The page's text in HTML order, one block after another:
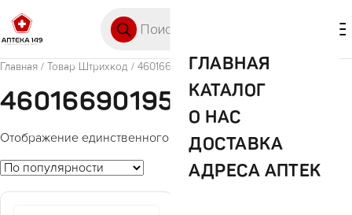
ГЛАВНАЯ
КАТАЛОГ
О НАС
ДОСТАВКА
АДРЕСА АПТЕК
Главная / Товар Штрихкод / 4601669019523
4601669019523
Отображение единственного товара